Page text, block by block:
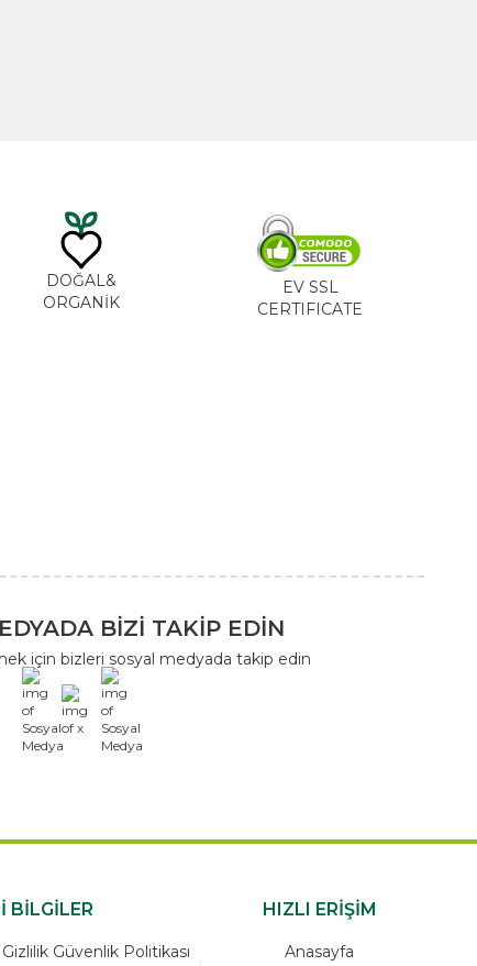
DOĞAL&
ORGANİK
EV SSL
CERTIFICATE
BİZİ TAKİP EDİN
için bizleri sosyal medyada takip edin
x
BİLGİLER
Güvenlik Politikası
HIZLI ERİŞİM
Anasayfa